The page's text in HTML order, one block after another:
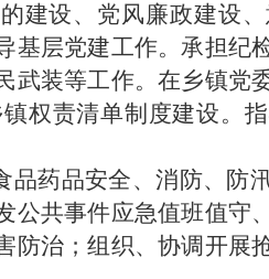
建设、党风廉政建设
基层党建工作。承担纪
装等工作。在乡镇党
权责清单制度建设。
药品安全、消防、防
公共事件应急值班值守
治；组织、协调开展